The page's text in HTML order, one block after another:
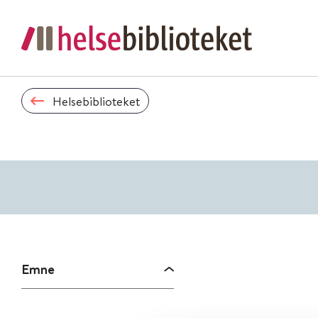
Helsebiblioteket
Emne